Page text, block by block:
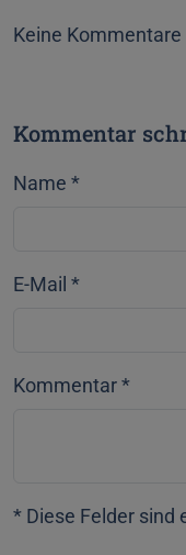
Keine Kommentare
Kommentar
Name *
E-Mail *
Kommentar*
* Diese Felder sind